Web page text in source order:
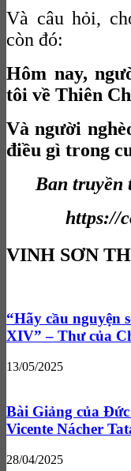
Và câu hỏi,
còn đó:
Hôm nay,
tôi về Thiên
Và người
điều gì trong
Ban truyền
https://
VINH SƠN
“Hãy cầu nguyện
XIV” – Thư của
13/05/2025
Bài Giảng của
Vicente Nácher
28/04/2025